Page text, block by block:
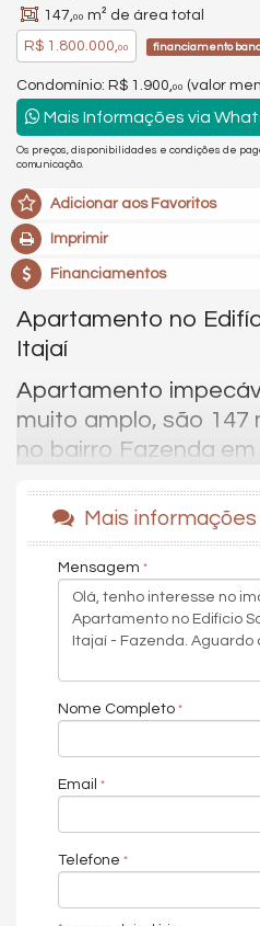
147,00 m² de área total
R$ 1.800.000,00 financiamento
Condomínio: R$ 1.900, 00 (valor
Mais Informações via
Os preços, disponibilidades e condições de
comunicação.
Adicionar aos Favoritos
Imprimir
Financiamentos
Apartamento no
Itajaí
Apartamento
muito amplo, são
no bairro Fazenda em
Ed. Sant Moritz✨
Bairro Fazenda
Apartamento de alto padrão
para o rio e o mar. São 3 suítes
2 suítes com sacada — além de
jantar), lavabo e sacada social
ideal para receber. Cozinha
e 2 vagas de garagem.
poucos metros da charmosa
gastronômica), vizinho ao Centro,
minutos do Shopping Itajaí.
Localização privilegiada e com
147 m² de área privativa;
Ventilação cruzada;
Sol da manhã e da tarde;
Mais
Mensagem
Nome Completo
Email
Telefone